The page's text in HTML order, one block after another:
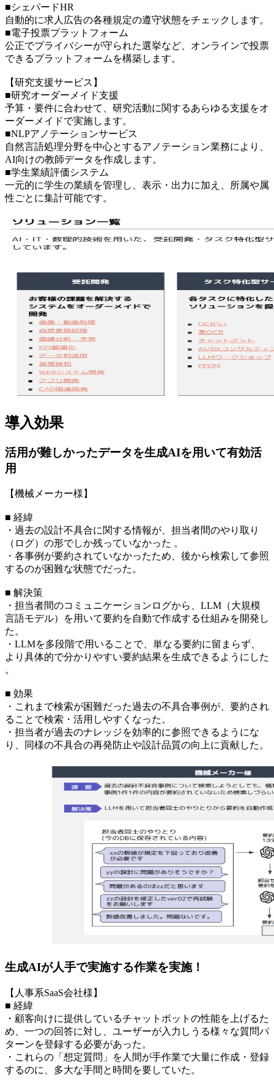
■シェパードHR
自動的に求人広告の各種規定の遵守状態をチェックします。
■電子投票プラットフォーム
公正でプライバシーが守られた選挙など、オンラインで投票
できるプラットフォームを構築します。
【研究支援サービス】
■研究オーダーメイド支援
予算・要件に合わせて、研究活動に関するあらゆる支援をオ
ーダーメイドで実施します。
■NLPアノテーションサービス
自然言語処理分野を中心とするアノテーション業務により、
AI向けの教師データを作成します。
■学生業績評価システム
一元的に学生の業績を管理し、表示・出力に加え、所属や属
性ごとに集計可能です。
導入効果
活用が難しかったデータを生成AIを用いて有効活
用
【機械メーカー様】
■ 経緯
・過去の設計不具合に関する情報が、担当者間のやり取り
（ログ）の形でしか残っていなかった 。
・各事例が要約されていなかったため、後から検索して参照
するのが困難な状態でだった。
■ 解決策
・担当者間のコミュニケーションログから、LLM（大規模
言語モデル）を用いて要約を自動で作成する仕組みを開発し
た。
・LLMを多段階で用いることで、単なる要約に留まらず、
より具体的で分かりやすい要約結果を生成できるようにした
。
■ 効果
・これまで検索が困難だった過去の不具合事例が、要約され
ることで検索・活用しやすくなった。
・担当者が過去のナレッジを効率的に参照できるようにな
り、同様の不具合の再発防止や設計品質の向上に貢献した。
生成AIが人手で実施する作業を実施！
【人事系SaaS会社様】
■ 経緯
・顧客向けに提供しているチャットボットの性能を上げるた
め、一つの回答に対し、ユーザーが入力しうる様々な質問パ
ターンを登録する必要があった。
・これらの「想定質問」を人間が手作業で大量に作成・登録
するのに、多大な手間と時間を要していた。